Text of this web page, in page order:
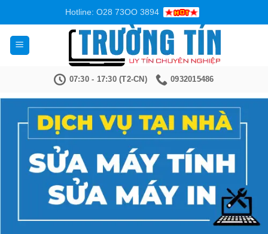
nội
dung
Hotline: O28 73OO 3894
07:30 - 17:30 (T2-CN) 0932015486